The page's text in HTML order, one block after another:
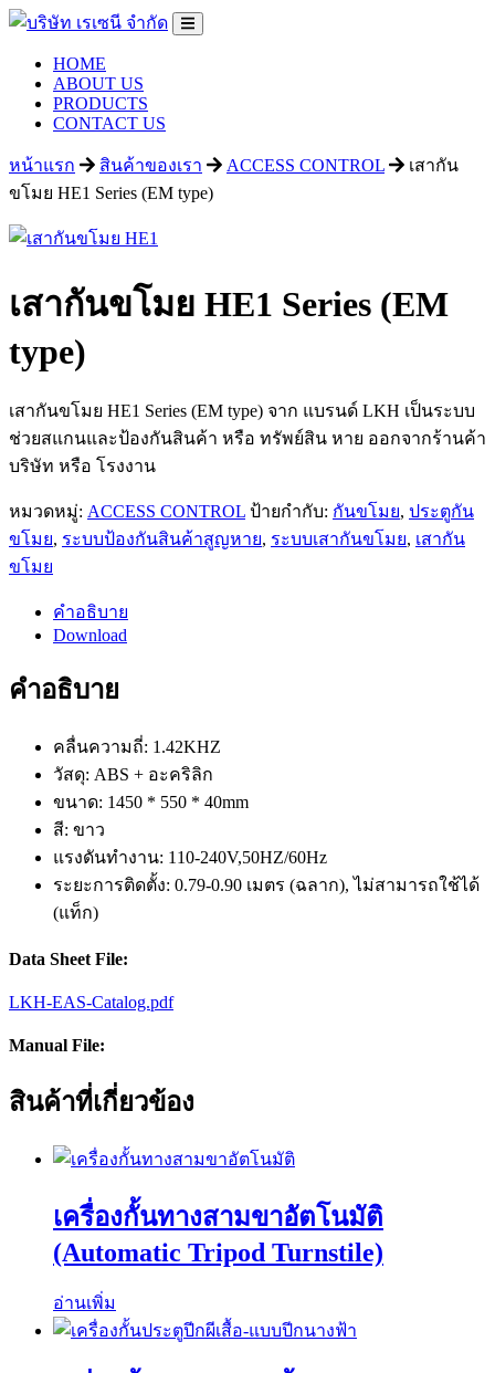
HOME
ABOUT US
PRODUCTS
CONTACT US
หน้าแรก สินค้าของเรา ACCESS CONTROL
เสากัน
ขโมย HE1 Series (EM type)
เสากันขโมย HE1 Series (EM
type)
เสากันขโมย HE1 Series (EM type) จาก แบรนด์ LKH เป็นระบบ
ช่วยสแกนและป้องกันสินค้า หรือ ทรัพย์สิน หาย ออกจากร้านค้า
บริษัท หรือ โรงงาน
หมวดหมู่: ACCESS CONTROL ป้ายกำกับ: กันขโมย, ประตูกัน
ขโมย, ระบบป้องกันสินค้าสูญหาย, ระบบเสากันขโมย, เสากัน
ขโมย
คำอธิบาย
Download
คำอธิบาย
คลื่นความถี่: 1.42KHZ
วัสดุ: ABS + อะคริลิก
ขนาด: 1450 * 550 * 40mm
สี: ขาว
แรงดันทำงาน: 110-240V,50HZ/60Hz
ระยะการติดตั้ง: 0.79-0.90 เมตร (ฉลาก), ไม่สามารถใช้ได้
(แท็ก)
Data Sheet File:
LKH-EAS-Catalog.pdf
Manual File:
สินค้าที่เกี่ยวข้อง
เครื่องกั้นทางสามขาอัตโนมัติ
(Automatic Tripod Turnstile)
อ่านเพิ่ม